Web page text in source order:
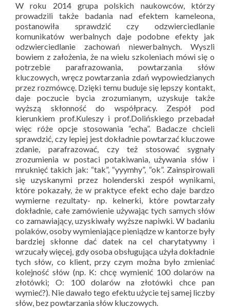
W roku 2014 grupa polskich naukowców, którzy
prowadzili także badania nad efektem kameleona,
postanowiła sprawdzić czy odzwierciedlanie
komunikatów werbalnych daje podobne efekty jak
odzwierciedlanie zachowań niewerbalnych. Wyszli
bowiem z założenia, że na wielu szkoleniach mówi się o
potrzebie parafrazowania, powtarzania słów
kluczowych, wręcz powtarzania zdań wypowiedzianych
przez rozmówcę. Dzięki temu buduje się lepszy kontakt,
daje poczucie bycia zrozumianym, uzyskuje także
wyższą skłonność do współpracy. Zespół pod
kierunkiem prof.Kuleszy i prof.Dolińskiego przebadał
więc róże opcje stosowania “echa”. Badacze chcieli
sprawdzić, czy lepiej jest dokładnie powtarzać kluczowe
zdanie, parafrazować, czy też stosować sygnały
zrozumienia w postaci potakiwania, używania słów i
mruknięć takich jak: “tak”, “yyymhy”, “ok”. Zainspirowali
się uzyskanymi przez holenderski zespół wynikami,
które pokazały, że w praktyce efekt echo daje bardzo
wymierne rezultaty- np. kelnerki, które powtarzały
dokładnie, całe zamówienie używając tych samych słów
co zamawiający, uzyskiwały wyższe napiwki. W badaniu
polaków, osoby wymieniające pieniądze w kantorze były
bardziej skłonne dać datek na cel charytatywny i
wrzucały więcej, gdy osoba obsługująca użyła dokładnie
tych słów, co klient, przy czym można było zmieniać
kolejność słów (np. K: chcę wymienić 100 dolarów na
złotówki; O: 100 dolarów na złotówki chce pan
wymieć?). Nie dawało tego efektu użycie tej samej liczby
słów, bez powtarzania słów kluczowych.